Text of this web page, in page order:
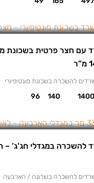
עם חצר פרטית בשכונת
להשכרה בשכונת מונטיפיורי
1400
140
96
להשכרה בשרונה / הארבעה